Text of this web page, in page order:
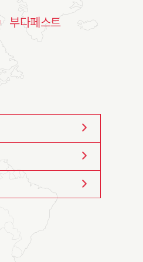
부다페스트